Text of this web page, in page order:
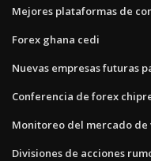
Mejores plataformas de
Forex ghana cedi
Nuevas empresas futuras
Conferencia de forex
Monitoreo del mercado
Divisiones de acciones